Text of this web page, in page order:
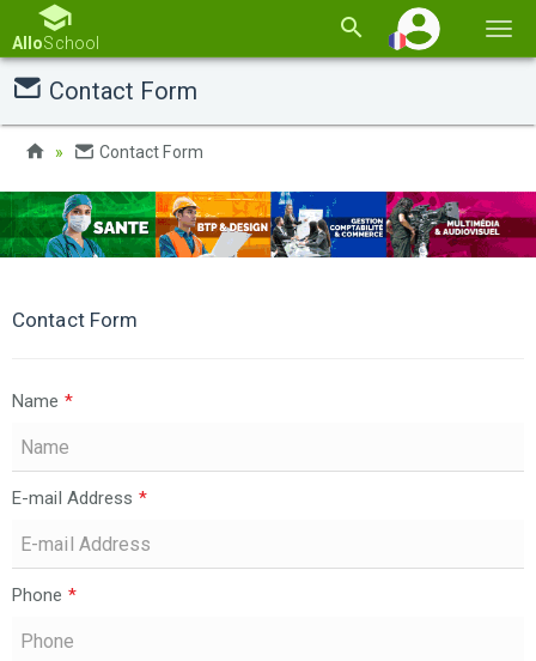
la
AlloSchool
Contact Form
Contact Form
Contact Form
Name *
E-mail Address *
Phone *